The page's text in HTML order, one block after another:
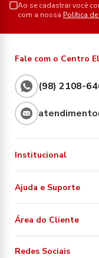
Ao se cadastrar você
com a nossa Política
Fale com o Centro
(98) 2108-
Institucional
Ajuda e Suporte
Área do Cliente
Redes Sociais